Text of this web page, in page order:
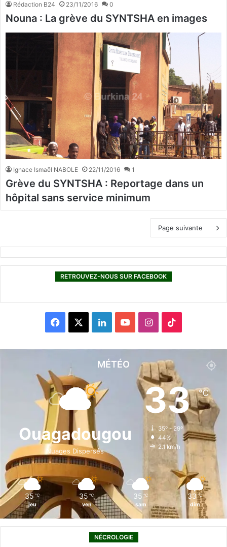
Rédaction B24 23/11/2016 0
Nouna : La grève du SYNTSHA en images
Ignace Ismaël NABOLE 22/11/2016 1
Grève du SYNTSHA : Reportage dans un
hôpital sans service minimum
Page suivante
RETROUVEZ-NOUS SUR FACEBOOK
e
b
o
k
L
n
i
n
I
s
t
a
g
r
T
o
k
MÉTÉO
Ouagadougou
Nuages Dispersés
33℃
35º - 29º
44%
2.1 km/h
35 ℃
jeu
35 ℃
ven
35 ℃
sam
33 ℃
dim
NÉCROLOGIE